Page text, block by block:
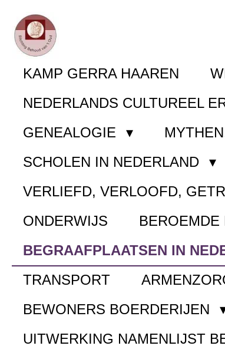
Ga
direct
naar
hoofdinhoud
KAMP GERRA HAAREN
NEDERLANDS CULTUREEL
GENEALOGIE
SCHOLEN IN NEDERLAND
VERLIEFD, VERLOOFD,
ONDERWIJS
BEROEMDE
BEGRAAFPLAATSEN IN
TRANSPORT
BEWONERS BOERDERIJEN
UITWERKING NAMENLIJST